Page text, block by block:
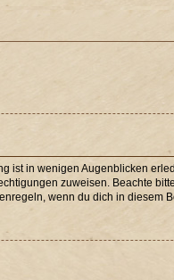
ist in wenigen Augenblicken
zuweisen. Beachte
wenn du dich in diesem